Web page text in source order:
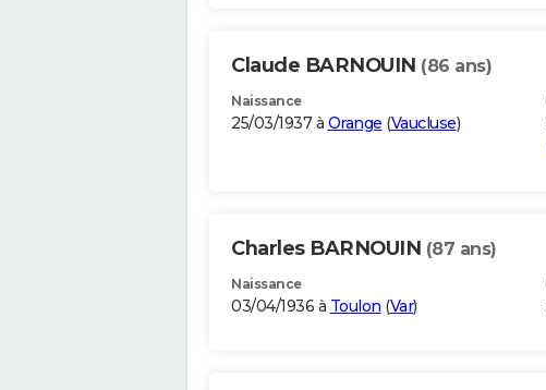
Claude BARNOUIN (86 ans)
Naissance
25/03/1937 à Orange (Vaucluse)
Charles BARNOUIN (87 ans)
Naissance
03/04/1936 à Toulon (Var)